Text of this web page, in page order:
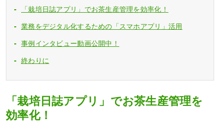
「栽培日誌アプリ」でお茶生産管理を効率化！
業務をデジタル化するための「スマホアプリ」活用
事例インタビュー動画公開中！
終わりに
「栽培日誌アプリ」でお茶生産管理を
効率化！